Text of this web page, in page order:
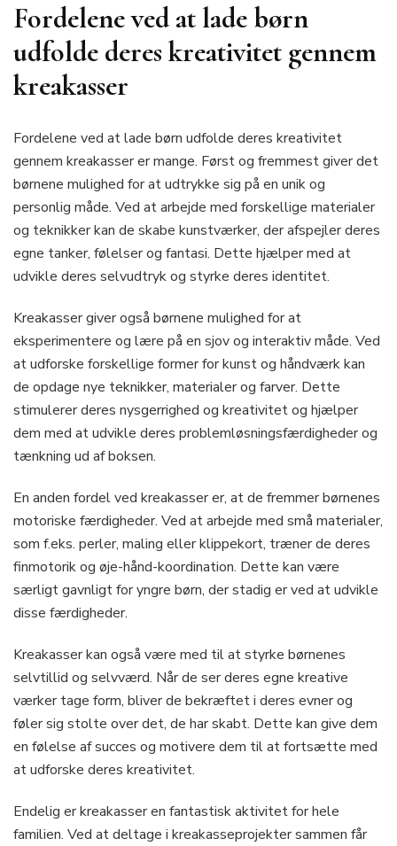
Fordelene ved at lade børn
udfolde deres kreativitet gennem
kreakasser
Fordelene ved at lade børn udfolde deres kreativitet
gennem kreakasser er mange. Først og fremmest giver det
børnene mulighed for at udtrykke sig på en unik og
personlig måde. Ved at arbejde med forskellige materialer
og teknikker kan de skabe kunstværker, der afspejler deres
egne tanker, følelser og fantasi. Dette hjælper med at
udvikle deres selvudtryk og styrke deres identitet.
Kreakasser giver også børnene mulighed for at
eksperimentere og lære på en sjov og interaktiv måde. Ved
at udforske forskellige former for kunst og håndværk kan
de opdage nye teknikker, materialer og farver. Dette
stimulerer deres nysgerrighed og kreativitet og hjælper
dem med at udvikle deres problemløsningsfærdigheder og
tænkning ud af boksen.
En anden fordel ved kreakasser er, at de fremmer børnenes
motoriske færdigheder. Ved at arbejde med små materialer,
som f.eks. perler, maling eller klippekort, træner de deres
finmotorik og øje-hånd-koordination. Dette kan være
særligt gavnligt for yngre børn, der stadig er ved at udvikle
disse færdigheder.
Kreakasser kan også være med til at styrke børnenes
selvtillid og selvværd. Når de ser deres egne kreative
værker tage form, bliver de bekræftet i deres evner og
føler sig stolte over det, de har skabt. Dette kan give dem
en følelse af succes og motivere dem til at fortsætte med
at udforske deres kreativitet.
Endelig er kreakasser en fantastisk aktivitet for hele
familien. Ved at deltage i kreakasseprojekter sammen får